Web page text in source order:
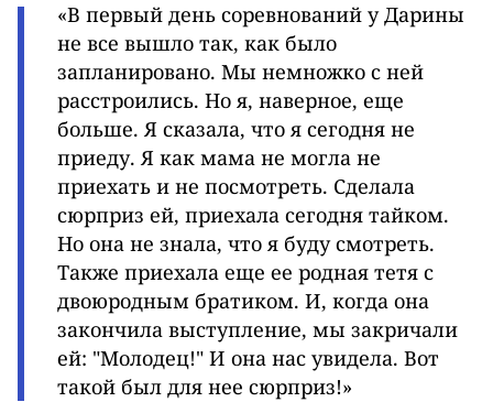
«В первый день соревнований у Дарины
не все вышло так, как было
запланировано. Мы немножко с ней
расстроились. Но я, наверное, еще
больше. Я сказала, что я сегодня не
приеду. Я как мама не могла не
приехать и не посмотреть. Сделала
сюрприз ей, приехала сегодня тайком.
Но она не знала, что я буду смотреть.
Также приехала еще ее родная тетя с
двоюродным братиком. И, когда она
закончила выступление, мы закричали
ей: "Молодец!" И она нас увидела. Вот
такой был для нее сюрприз!»